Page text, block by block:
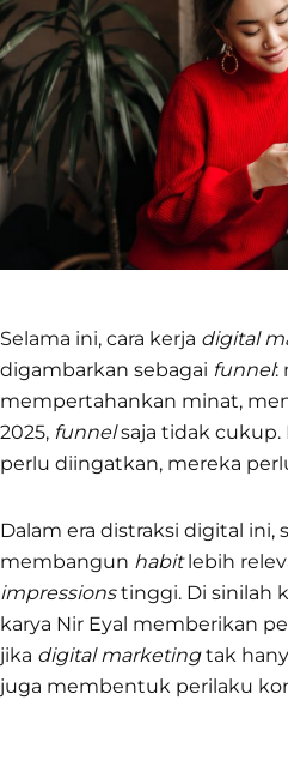
Selama ini, cara kerja digital
digambarkan sebagai funnel:
mempertahankan minat,
2025, funnelsaja tidak cukup.
perlu diingatkan, mereka
Dalam era distraksi digital ini,
membangun habitlebih
impressionstinggi. Di sinilah
karya Nir Eyal memberikan
jika digital marketingtak
juga membentuk perilaku